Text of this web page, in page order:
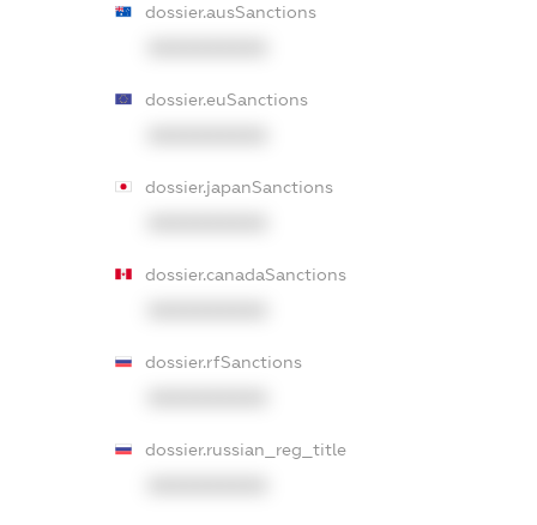
dossier.ausSanctions
dossier.euSanctions
dossier.japanSanctions
dossier.canadaSanctions
dossier.rfSanctions
dossier.russian_reg_title